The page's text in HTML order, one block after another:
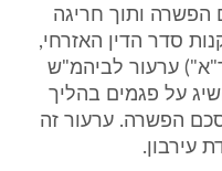
הפשרה ותוך חריגה
סדר הדין האזרחי,
סד"א") ערעור לביהמ"ש
06) בגדרו השיג על פגמים בהליך
הפשרה. ערעור זה